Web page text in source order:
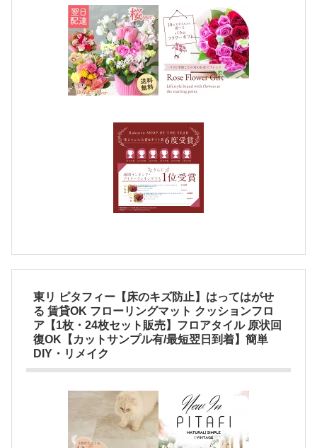
東リ ピタフィー【床のキズ防止】はってはがせ
る 賃貸OK フローリングマット クッションフロ
ア【1枚・24枚セット販売】フロアタイル 原状回
復OK【カットサンプル有/最短翌日到着】簡単
DIY・リメイク